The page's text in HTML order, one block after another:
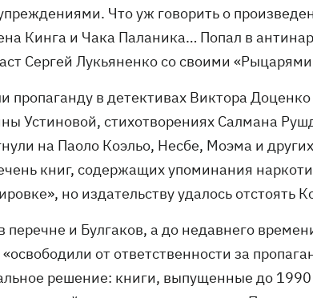
Что уж говорить о
Кинга и Чака Паланика… Попал в
Сергей Лукьяненко со своими «Рыцарями
пропаганду в детективах Виктора
Устиновой, стихотворениях Салмана
на Паоло Коэльо, Несбе, Моэма и
книг, содержащих упоминания
но издательству удалось отстоять
перечне и Булгаков, а до недавнего
«освободили от ответственности за
решение: книги, выпущенные до